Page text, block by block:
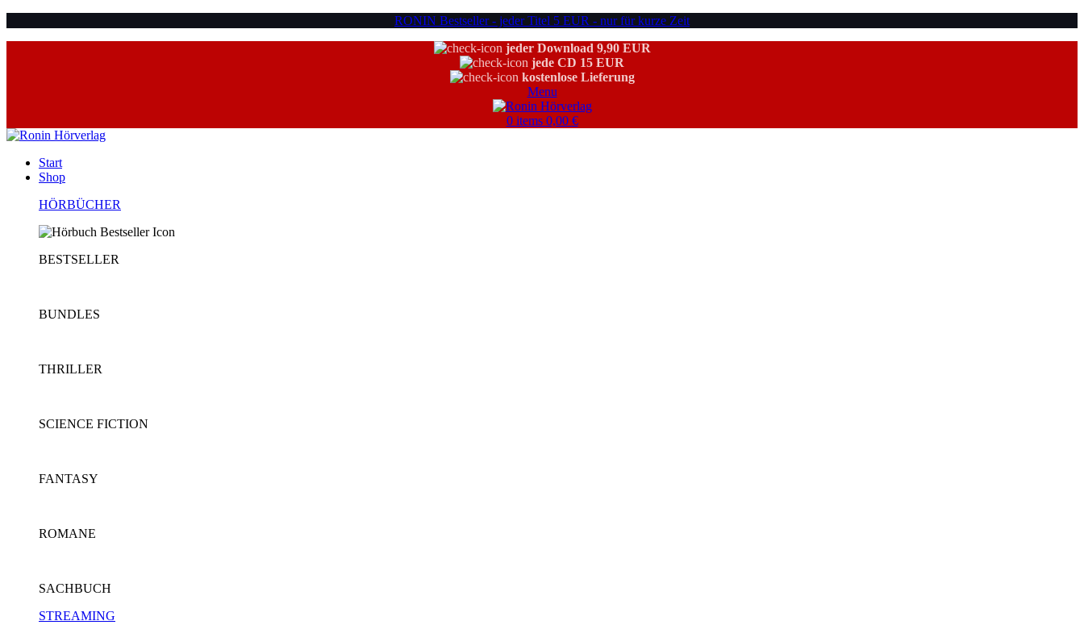
RONIN Bestseller - jeder Titel 5 EUR - nur für kurze Zeit
jeder Download 9,90 EUR
jede CD 15 EUR
kostenlose Lieferung
Menu
0 items 0,00 €
Start
Shop
HÖRBÜCHER
BESTSELLER
BUNDLES
THRILLER
SCIENCE FICTION
FANTASY
ROMANE
SACHBUCH
STREAMING